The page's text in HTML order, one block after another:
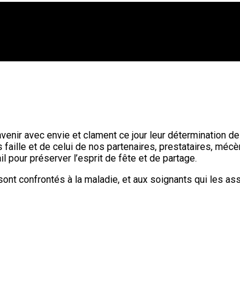
avec envie et clament ce jour leur détermination
et de celui de nos partenaires, prestataires,
pour préserver l’esprit de fête et de partage.
confrontés à la maladie, et aux soignants qui les